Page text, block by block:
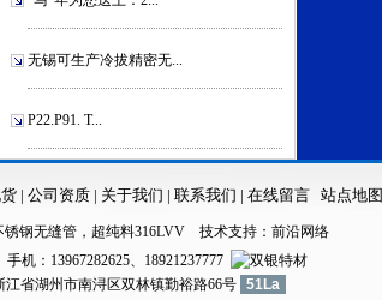
无锡可生产冷拔精密无...
P22.P91. T...
| 公司资质 | 关于我们 | 联系我们 | 在线留言 站点地图
锈钢无缝管 ， 超纯料316LVV 技术支持： 前沿网络
机：13967282625、18921237777
省湖州市南浔区双林镇勤裕路66号 51La